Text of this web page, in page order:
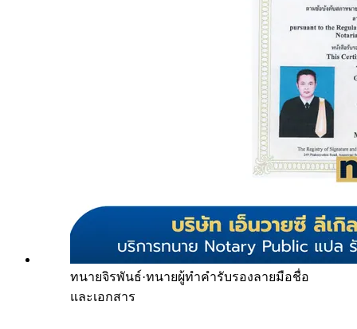
ทนายจิรพันธ์·ทนายผู้ทำคำรับรองลายมือชื่อ
และเอกสาร